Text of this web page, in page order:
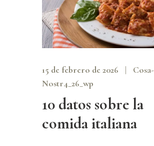
15 de febrero de 2026
Cosa-
Nostr4_26_wp
10 datos sobre la
comida italiana